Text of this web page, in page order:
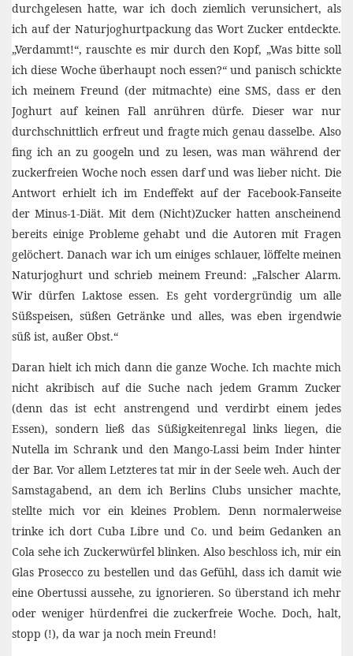
durchgelesen hatte, war ich doch ziemlich verunsichert, als
ich auf der Naturjoghurtpackung das Wort Zucker entdeckte.
„Verdammt!“, rauschte es mir durch den Kopf, „Was bitte soll
ich diese Woche überhaupt noch essen?“ und panisch schickte
ich meinem Freund (der mitmachte) eine SMS, dass er den
Joghurt auf keinen Fall anrühren dürfe. Dieser war nur
durchschnittlich erfreut und fragte mich genau dasselbe. Also
fing ich an zu googeln und zu lesen, was man während der
zuckerfreien Woche noch essen darf und was lieber nicht. Die
Antwort erhielt ich im Endeffekt auf der Facebook-Fanseite
der Minus-1-Diät. Mit dem (Nicht)Zucker hatten anscheinend
bereits einige Probleme gehabt und die Autoren mit Fragen
gelöchert. Danach war ich um einiges schlauer, löffelte meinen
Naturjoghurt und schrieb meinem Freund: „Falscher Alarm.
Wir dürfen Laktose essen. Es geht vordergründig um alle
Süßspeisen, süßen Getränke und alles, was eben irgendwie
süß ist, außer Obst.“
Daran hielt ich mich dann die ganze Woche. Ich machte mich
nicht akribisch auf die Suche nach jedem Gramm Zucker
(denn das ist echt anstrengend und verdirbt einem jedes
Essen), sondern ließ das Süßigkeitenregal links liegen, die
Nutella im Schrank und den Mango-Lassi beim Inder hinter
der Bar. Vor allem Letzteres tat mir in der Seele weh. Auch der
Samstagabend, an dem ich Berlins Clubs unsicher machte,
stellte mich vor ein kleines Problem. Denn normalerweise
trinke ich dort Cuba Libre und Co. und beim Gedanken an
Cola sehe ich Zuckerwürfel blinken. Also beschloss ich, mir ein
Glas Prosecco zu bestellen und das Gefühl, dass ich damit wie
eine Obertussi aussehe, zu ignorieren. So überstand ich mehr
oder weniger hürdenfrei die zuckerfreie Woche. Doch, halt,
stopp (!), da war ja noch mein Freund!